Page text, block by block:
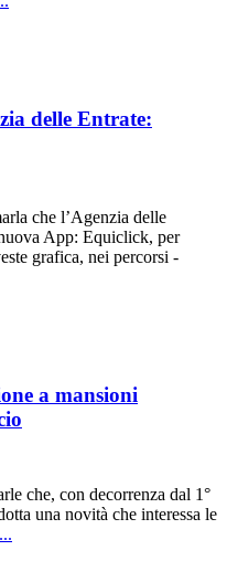
delle Entrate:
che l’Agenzia delle
App: Equiclick, per
grafica, nei percorsi -
a mansioni
che, con decorrenza dal 1°
una novità che interessa le